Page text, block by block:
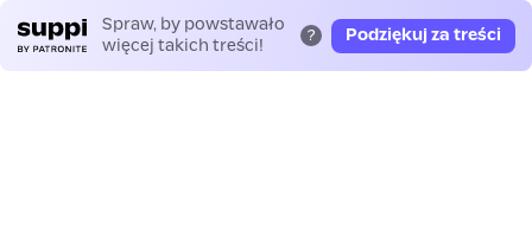
Spraw, by powstawało
więcej takich treści!
? Podziękuj za treści